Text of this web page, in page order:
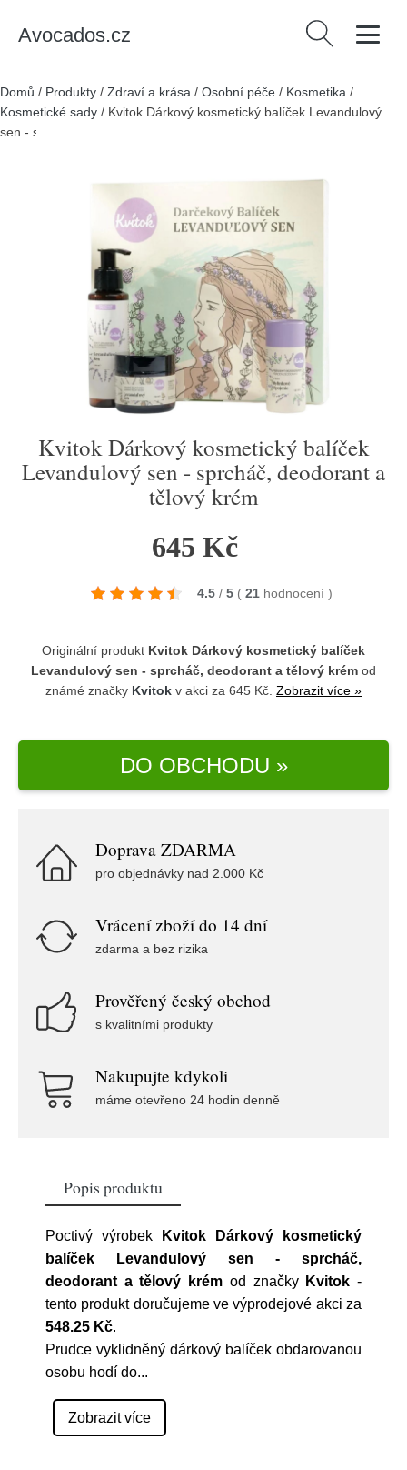
Avocados.cz Vyhledávání
Domů / Produkty / Zdraví a krása / Osobní péče / Kosmetika /
Kosmetické sady / Kvitok Dárkový kosmetický balíček Levandulový
sen - sprcháč, deodorant a tělový krém
Kvitok Dárkový kosmetický balíček
Levandulový sen - sprcháč, deodorant a
tělový krém
645 Kč
4.5 / 5 ( 21 hodnocení )
Originální produkt Kvitok Dárkový kosmetický balíček
Levandulový sen - sprcháč, deodorant a tělový krém od
známé značky Kvitok v akci za 645 Kč. Zobrazit více »
DO OBCHODU »
Doprava ZDARMA
pro objednávky nad 2.000 Kč
Vrácení zboží do 14 dní
zdarma a bez rizika
Prověřený český obchod
s kvalitními produkty
Nakupujte kdykoli
máme otevřeno 24 hodin denně
Popis produktu
Poctivý výrobek
Kvitok Dárkový kosmetický
balíček Levandulový sen - sprcháč,
deodorant a tělový krém od značky Kvitok -
tento produkt doručujeme ve výprodejové akci za
548.25 Kč.
Prudce vyklidněný dárkový balíček obdarovanou
osobu hodí do...
Zobrazit více